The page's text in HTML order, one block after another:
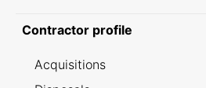
Contractor profile
Acquisitions